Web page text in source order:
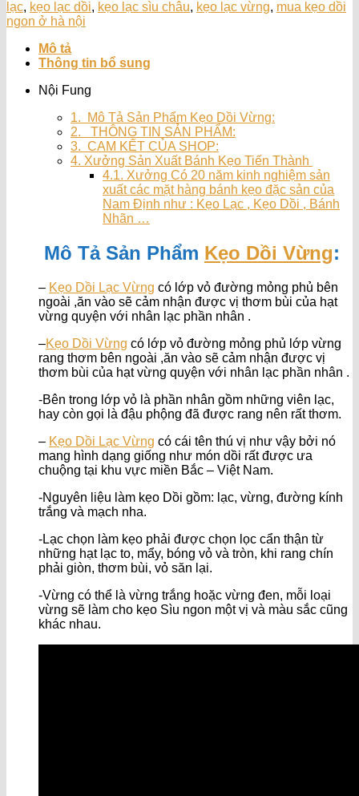
định
chiếc
nhỏ
200g
trắng
lượng
lạc, kẹo lạc dồi, kẹo lạc sìu châu, kẹo lạc vừng, mua kẹo dồi
ngon ở hà nội
Mô tả
Thông tin bổ sung
Nội Fung
1. Mô Tả Sản Phẩm Kẹo Dồi Vừng:
2. THÔNG TIN SẢN PHẨM:
3. CAM KẾT CỦA SHOP:
4. Xưởng Sản Xuất Bánh Kẹo Tiến Thành
4.1. Xưởng Có 20 năm kinh nghiệm sản
xuất các mặt hàng bánh kẹo đặc sản của
Nam Định như : Kẹo Lạc , Kẹo Dồi , Bánh
Nhãn …
Mô Tả Sản Phẩm Kẹo Dồi Vừng:
– Kẹo Dồi Lạc Vừng có lớp vỏ đường mỏng phủ bên
ngoài ,ăn vào sẽ cảm nhận được vị thơm bùi của hạt
vừng quyện với nhân lạc phần nhân .
–Kẹo Dồi Vừng có lớp vỏ đường mỏng phủ lớp vừng
rang thơm bên ngoài ,ăn vào sẽ cảm nhận được vị
thơm bùi của hạt vừng quyện với nhân lạc phần nhân .
-Bên trong lớp vỏ là phần nhân gồm những viên lạc,
hay còn gọi là đậu phộng đã được rang nên rất thơm.
– Kẹo Dồi Lạc Vừng có cái tên thú vị như vậy bởi nó
mang hình dạng giống như món dồi rất được ưa
chuộng tại khu vực miền Bắc – Việt Nam.
-Nguyên liệu làm kẹo Dồi gồm: lạc, vừng, đường kính
trắng và mạch nha.
-Lạc chọn làm kẹo phải được chọn lọc cẩn thận từ
những hạt lạc to, mẩy, bóng vỏ và tròn, khi rang chín
phải giòn, thơm bùi, vỏ săn lại.
-Vừng có thể là vừng trắng hoặc vừng đen, mỗi loại
vừng sẽ làm cho kẹo Sìu ngon một vị và màu sắc cũng
khác nhau.